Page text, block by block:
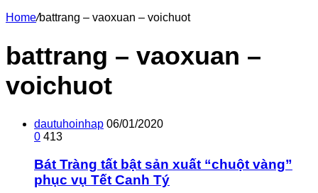
Home/battrang – vaoxuan – voichuot
battrang – vaoxuan –
voichuot
dautuhoinhap 06/01/2020
0 413
Bát Tràng tất bật sản xuất “chuột vàng”
phục vụ Tết Canh Tý